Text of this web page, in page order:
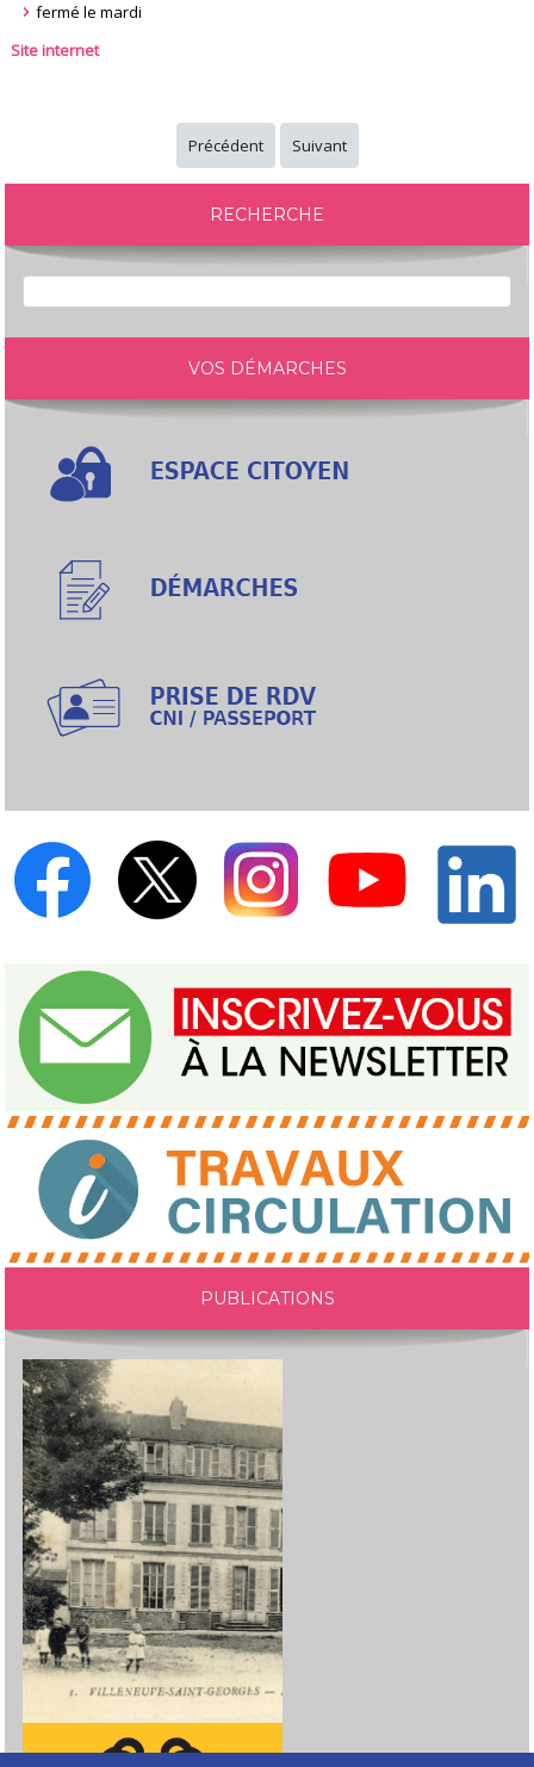
fermé le mardi
Site internet
Précédent Suivant
RECHERCHE
VOS DÉMARCHES
PUBLICATIONS